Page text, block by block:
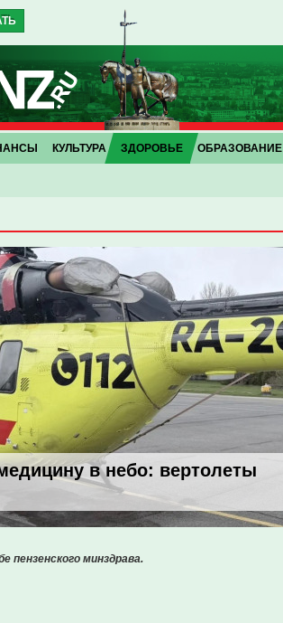
КУЛЬТУРА ЗДОРОВЬЕ ОБРАЗОВАНИЕ
в небо: вертолеты
пензенского минздрава.